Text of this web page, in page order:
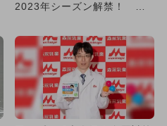
2023年シーズン解禁！ 家